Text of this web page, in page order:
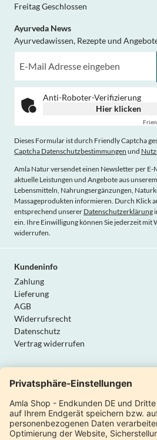
Freitag Geschlossen
Ayurveda News
Ayurvedawissen, Rezepte und
Anti-Roboter-Verifizierung
Hier klicken
Dieses Formular ist durch Friendly Captcha
Captcha Datenschutzbestimmungen und
Amla Natur versendet einen Newsletter per E-
aktuelle Leistungen und Angebote aus
Lebensmitteln, Nahrungsergänzungen,
Massageprodukten informieren. Durch Klick
entsprechend unserer Datenschutzerklärung
ein. Ihre Einwilligung können Sie jederzeit mit
widerrufen.
Kundeninfo
Zahlung
Lieferung
AGB
Widerrufsrecht
Datenschutz
Vertrag widerrufen
Produktkatalog
Über uns
Moderne Manufaktur
Qualität & Sicherheit